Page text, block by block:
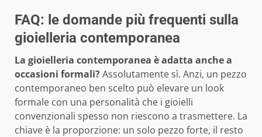
FAQ: le domande più frequenti sulla
gioielleria contemporanea
La gioielleria contemporanea è adatta anche a
occasioni formali?Assolutamente sì. Anzi, un pezzo
contemporaneo ben scelto può elevare un look
formale con una personalità che i gioielli
convenzionali spesso non riescono a trasmettere. La
chiave è la proporzione: un solo pezzo forte, il resto